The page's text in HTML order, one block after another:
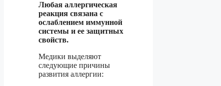
Любая аллергическая
реакция связана с
ослаблением иммунной
системы и ее защитных
свойств.
Медики выделяют
следующие причины
развития аллергии: